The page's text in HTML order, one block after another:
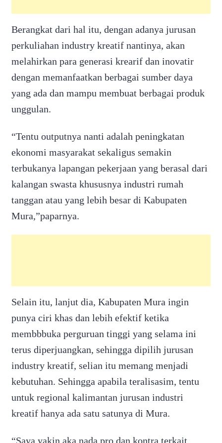
Berangkat dari hal itu, dengan adanya jurusan
perkuliahan industry kreatif nantinya, akan
melahirkan para generasi krearif dan inovatir
dengan memanfaatkan berbagai sumber daya
yang ada dan mampu membuat berbagai produk
unggulan.
“Tentu outputnya nanti adalah peningkatan
ekonomi masyarakat sekaligus semakin
terbukanya lapangan pekerjaan yang berasal dari
kalangan swasta khususnya industri rumah
tanggan atau yang lebih besar di Kabupaten
Mura,”paparnya.
Selain itu, lanjut dia, Kabupaten Mura ingin
punya ciri khas dan lebih efektif ketika
membbbuka perguruan tinggi yang selama ini
terus diperjuangkan, sehingga dipilih jurusan
industry kreatif, selian itu memang menjadi
kebutuhan. Sehingga apabila teralisasim, tentu
untuk regional kalimantan jurusan industri
kreatif hanya ada satu satunya di Mura.
“Saya yakin aka nada pro dan kontra terkait